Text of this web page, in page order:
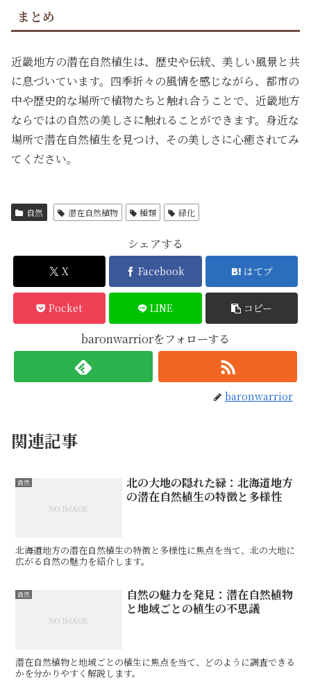
まとめ
近畿地方の潜在自然植生は、歴史や伝統、美しい風景と共
に息づいています。四季折々の風情を感じながら、都市の
中や歴史的な場所で植物たちと触れ合うことで、近畿地方
ならではの自然の美しさに触れることができます。身近な
場所で潜在自然植生を見つけ、その美しさに心癒されてみ
てください。
自然 潜在自然植物 種類 緑化
シェアする
X Facebook はてブ
Pocket LINE コピー
baronwarriorをフォローする
baronwarrior
関連記事
自然
北の大地の隠れた緑：北海道地方
の潜在自然植生の特徴と多様性
北海道地方の潜在自然植生の特徴と多様性に焦点を当て、北の大地に
広がる自然の魅力を紹介します。
自然
自然の魅力を発見：潜在自然植物
と地域ごとの植生の不思議
潜在自然植物と地域ごとの植生に焦点を当て、どのように調査できる
かを分かりやすく解説します。